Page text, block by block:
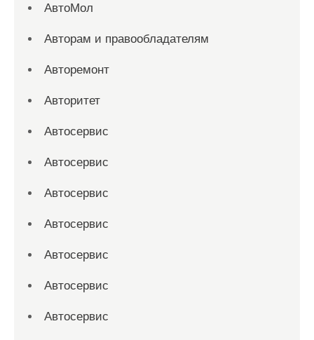
АвтоМол
Авторам и правообладателям
Авторемонт
Авторитет
Автосервис
Автосервис
Автосервис
Автосервис
Автосервис
Автосервис
Автосервис